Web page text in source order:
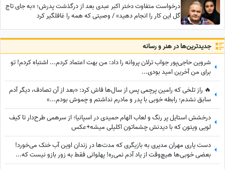
درخواست متفاوت دختر اکبر عبدی بعد از درگذشت پدرش؛ «به جای تاج
گل این کار را انجام دهید» / وصیتی که همه را غافلگیر کرد
جدید‌ترین‌ها در هنر و رسانه
شروین حاجی‌پور جواب ترلان پروانه را داد: من بهت اعتماد کردم... اشتباه کردم! تو
برای من آخرین امید بودی...
🔥 راز تلخی که رامین پرچمی پس از سال‌ها فاش کرد: «بعد از آن تصادف، دیگر آدم
سابق نشدم؛ رابطه خوبی با پدر و مادرم نداشتم و چموش بودم...»
درخشش استایل پر رنگ و لعاب الهام حمیدی در اسپانیا؛ از سرهمی طرح‌دار تا کیف
لویی ویتون که با دیدنش چشماتون اکلیلی میشه+عکس
دست یاری مهران مدیری به بازیگری که مدت‌ها در زندان اوین آب خنک می‌خورد!
بعضی خوبی‌ها هیچ‌وقت از یاد آدم نمی‌ره! پهلوانی فقط به زور بازو نیست که...